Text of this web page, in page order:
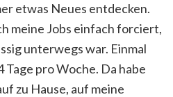
etwas Neues entdecken.
meine Jobs einfach forciert,
unterwegs war. Einmal
pro Woche. Da habe
zu Hause, auf meine